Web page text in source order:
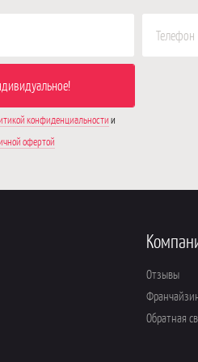
конфиденциальностии
офертой
Отзывы
Обратная